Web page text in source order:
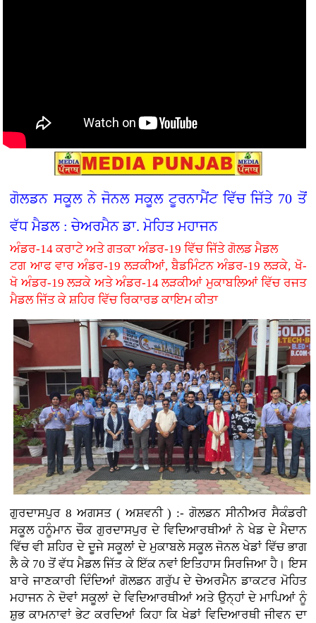
ਗੋਲਡਨ ਸਕੂਲ ਨੇ ਜੋਨਲ ਸਕੂਲ ਟੂਰਨਾਮੈਂਟ ਵਿੱਚ ਜਿੱਤੇ 70 ਤੋਂ
ਵੱਧ ਮੈਡਲ : ਚੇਅਰਮੈਨ ਡਾ. ਮੋਹਿਤ ਮਹਾਜਨ
ਅੰਡਰ-14 ਕਰਾਟੇ ਅਤੇ ਗਤਕਾ ਅੰਡਰ-19 ਵਿੱਚ ਜਿੱਤੇ ਗੋਲਡ ਮੈਡਲ
ਟਗ ਆਫ ਵਾਰ ਅੰਡਰ-19 ਲੜਕੀਆਂ, ਬੈਡਮਿੰਟਨ ਅੰਡਰ-19 ਲੜਕੇ, ਖੋ-
ਖੋ ਅੰਡਰ-19 ਲੜਕੇ ਅਤੇ ਅੰਡਰ-14 ਲੜਕੀਆਂ ਮੁਕਾਬਲਿਆਂ ਵਿੱਚ ਰਜਤ
ਮੈਡਲ ਜਿੱਤ ਕੇ ਸ਼ਹਿਰ ਵਿੱਚ ਰਿਕਾਰਡ ਕਾਇਮ ਕੀਤਾ
ਗੁਰਦਾਸਪੁਰ 8 ਅਗਸਤ ( ਅਸ਼ਵਨੀ ) :- ਗੋਲਡਨ ਸੀਨੀਅਰ ਸੈਕੰਡਰੀ
ਸਕੂਲ ਹਨੂੰਮਾਨ ਚੌਕ ਗੁਰਦਾਸਪੁਰ ਦੇ ਵਿਦਿਆਰਥੀਆਂ ਨੇ ਖੇਡ ਦੇ ਮੈਦਾਨ
ਵਿੱਚ ਵੀ ਸ਼ਹਿਰ ਦੇ ਦੂਜੇ ਸਕੂਲਾਂ ਦੇ ਮੁਕਾਬਲੇ ਸਕੂਲ ਜੋਨਲ ਖੇਡਾਂ ਵਿੱਚ ਭਾਗ
ਲੈ ਕੇ 70 ਤੋਂ ਵੱਧ ਮੈਡਲ ਜਿੱਤ ਕੇ ਇੱਕ ਨਵਾਂ ਇਤਿਹਾਸ ਸਿਰਜਿਆ ਹੈ। ਇਸ
ਬਾਰੇ ਜਾਣਕਾਰੀ ਦਿੰਦਿਆਂ ਗੋਲਡਨ ਗਰੁੱਪ ਦੇ ਚੇਅਰਮੈਨ ਡਾਕਟਰ ਮੋਹਿਤ
ਮਹਾਜਨ ਨੇ ਦੋਵਾਂ ਸਕੂਲਾਂ ਦੇ ਵਿਦਿਆਰਥੀਆਂ ਅਤੇ ਉਨ੍ਹਾਂ ਦੇ ਮਾਪਿਆਂ ਨੂੰ
ਸ਼ੁਭ ਕਾਮਨਾਵਾਂ ਭੇਟ ਕਰਦਿਆਂ ਕਿਹਾ ਕਿ ਖੇਡਾਂ ਵਿਦਿਆਰਥੀ ਜੀਵਨ ਦਾ